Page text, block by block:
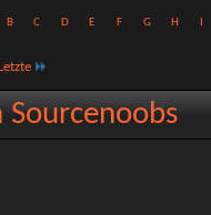
B C D E F G H
Sourcenoobs